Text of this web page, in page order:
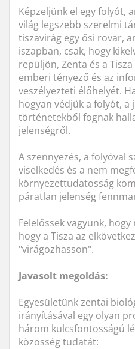
Képzeljünk el egy folyót,
világ legszebb szerelmi
tiszavirág egy ősi rovar,
iszapban, csak, hogy
repüljön, Zenta és a
emberi tényező és az
veszélyezteti élőhelyét.
hogyan védjük a folyót, a
történetekből fognak
jelenségről.
A szennyezés, a folyóval
viselkedés és a nem
környezettudatosság
páratlan jelenség
Felelőssek vagyunk,
hogy a Tisza az
"virágozhasson".
Javasolt megoldás:
Egyesületünk zentai
irányításával egy olyan
három kulcsfontosságú
közösség tudatát: